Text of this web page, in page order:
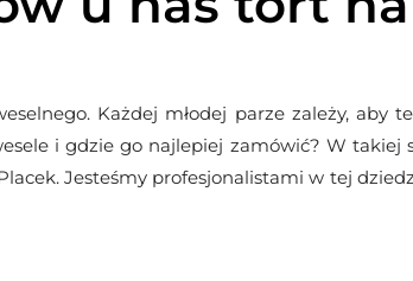
Każdej młodej parze zależy, aby
i gdzie go najlepiej zamówić? W
Jesteśmy profesjonalistami w tej